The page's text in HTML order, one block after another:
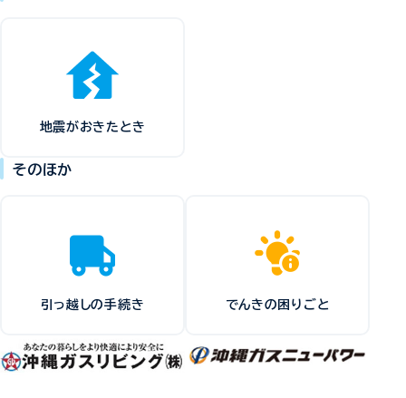
地震がおきたとき
そのほか
引っ越しの手続き でんきの困りごと